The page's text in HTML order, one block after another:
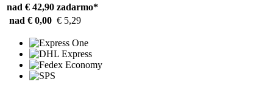
nad € 42,90 zadarmo*
nad € 0,00 € 5,29